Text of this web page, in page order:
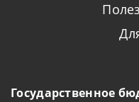
Государственное